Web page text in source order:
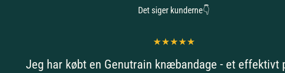
Det siger kunderne👇
Jeg har købt en Genutrain knæbandage - et effektivt